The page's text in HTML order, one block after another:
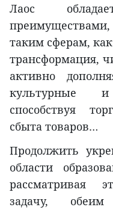
Лаос
таким сферам,
трансформация,
активно
культурные
способствуя
сбыта товаров…
Продолжить
области
рассматривая
задачу,